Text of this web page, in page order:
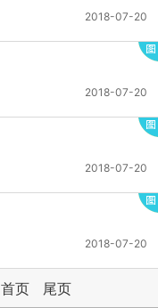
2018-07-20
2018-07-20
2018-07-20
2018-07-20
首页 尾页